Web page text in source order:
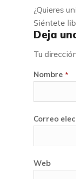
¿Quieres
Siéntete
Deja
Tu
Nombre *
Correo
Web